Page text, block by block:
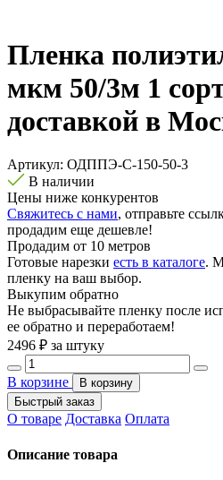
Пленка
мкм 50/3м 1
доставкой в
Артикул: ОДППЭ-С-150-50-3
В наличии
Цены ниже конкурентов
Свяжитесь с нами, отправьте
продадим еще дешевле!
Продадим от 10 метров
Готовые нарезки есть в каталоге.
пленку на ваш выбор.
Выкупим обратно
Не выбрасывайте пленку после
ее обратно и переработаем!
2496 ₽ за штуку
В корзине
В корзину
Быстрый заказ
О товаре Доставка Оплата
Описание товара